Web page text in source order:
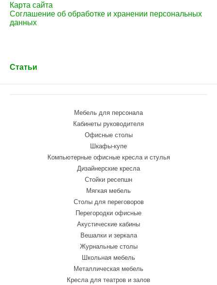
Статьи
Карта сайта
Соглашение об обработке и хранении персональных
данных
Мебель для персонала
Кабинеты руководителя
Офисные столы
Шкафы-купе
Компьютерные офисные кресла и стулья
Дизайнерские кресла
Стойки ресепшн
Мягкая мебель
Столы для переговоров
Перегородки офисные
Акустические кабины
Вешалки и зеркала
Журнальные столы
Школьная мебель
Металлическая мебель
Кресла для театров и залов